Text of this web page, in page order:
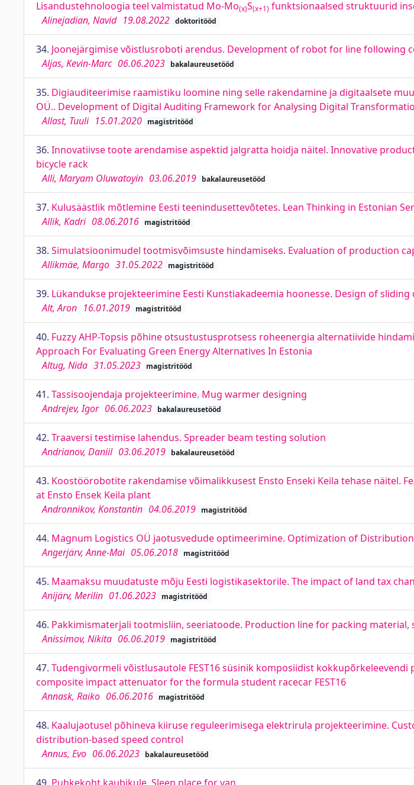
Lisandustehnoloogia teel valmistatud Mo-Mo(x)S(x+1) funktsionaalsed struktuurid
Alinejadian, Navid 19.08.2022 doktoritööd
34. Joonejärgimise võistlusroboti arendus. Development of robot for line following
Aljas, Kevin-Marc 06.06.2023 bakalaureusetööd
35. Digiauditeerimise raamistiku loomine ning selle rakendamine ja digitaalsete
OÜ.. Development of Digital Auditing Framework for Analysing Digital
Allast, Tuuli 15.01.2020 magistritööd
36. Innovatiivse toote arendamise aspektid jalgratta hoidja näitel. Innovative
bicycle rack
Alli, Maryam Oluwatoyin 03.06.2019 bakalaureusetööd
37. Kulusäästlik mõtlemine Eesti teenindusettevõtetes. Lean Thinking in Estonian
Allik, Kadri 08.06.2016 magistritööd
38. Simulatsioonimudel tootmisvõimsuste hindamiseks. Evaluation of production
Allikmäe, Margo 31.05.2022 magistritööd
39. Lükandukse projekteerimine Eesti Kunstiakadeemia hoonesse. Design of
Alt, Aron 16.01.2019 magistritööd
40. Fuzzy AHP-Topsis põhine otsustustusprotsess roheenergia alternatiivide
Approach For Evaluating Green Energy Alternatives In Estonia
Altug, Nida 31.05.2023 magistritööd
41. Tassisoojendaja projekteerimine. Mug warmer designing
Andrejev, Igor 06.06.2023 bakalaureusetööd
42. Traaversi testimise lahendus. Spreader beam testing solution
Andrianov, Daniil 03.06.2019 bakalaureusetööd
43. Koostöörobotite rakendamise võimalikkusest Ensto Enseki Keila tehase näitel.
at Ensto Ensek Keila plant
Andronnikov, Konstantin 04.06.2019 magistritööd
44. Magnum Logistics OÜ jaotusvedude optimeerimine. Optimization of
Angerjärv, Anne-Mai 05.06.2018 magistritööd
45. Maamaksu muudatuste mõju Eesti logistikasektorile. The impact of land tax
Anijärv, Merilin 01.06.2023 magistritööd
46. Pakkimismaterjali tootmisliin, seeriatoode. Production line for packing material,
Anissimov, Nikita 06.06.2019 magistritööd
47. Tudengivormeli võistlusautole FEST16 süsinik komposiidist
composite impact attenuator for the formula student racecar FEST16
Annask, Raiko 06.06.2016 magistritööd
48. Kaalujaotusel põhineva kiiruse reguleerimisega elektrirula projekteerimine.
distribution-based speed control
Annus, Evo 06.06.2023 bakalaureusetööd